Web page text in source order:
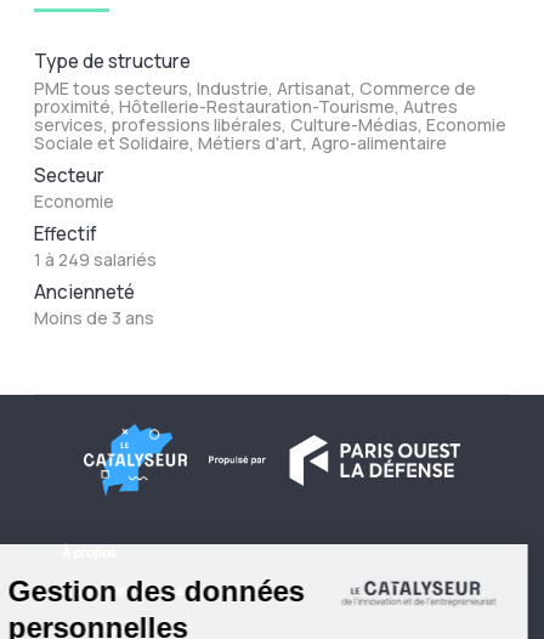
Type de structure
PME tous secteurs, Industrie, Artisanat, Commerce de
proximité, Hôtellerie-Restauration-Tourisme, Autres
services, professions libérales, Culture-Médias, Economie
Sociale et Solidaire, Métiers d'art, Agro-alimentaire
Secteur
Economie
Effectif
1 à 249 salariés
Ancienneté
Moins de 3 ans
Conditions générales d'utilisation
Contactez-nous